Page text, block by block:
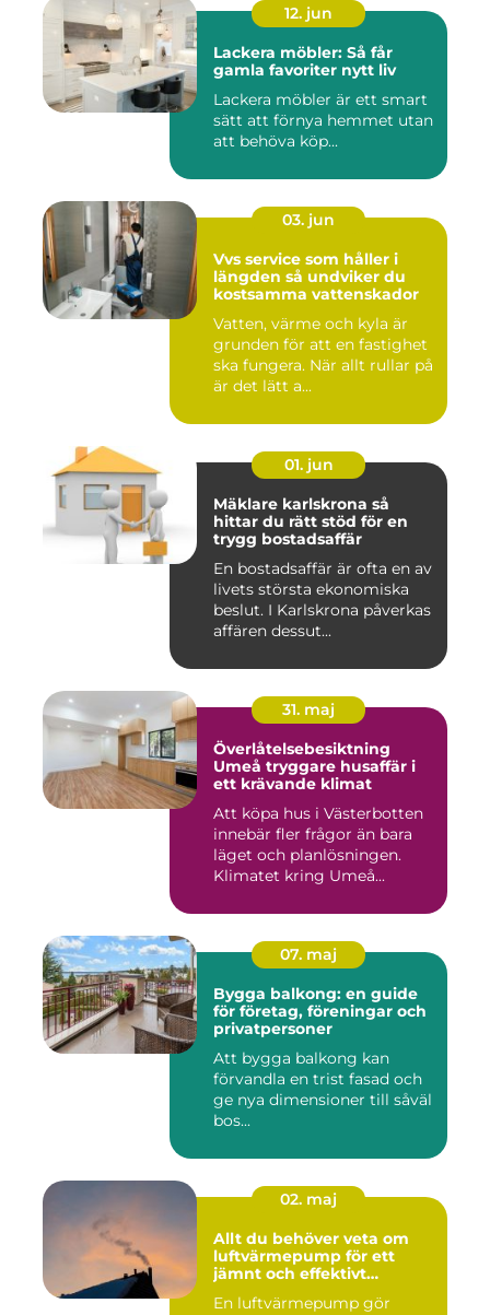
12. jun
Lackera möbler: Så får
gamla favoriter nytt liv
Lackera möbler är ett smart
sätt att förnya hemmet utan
att behöva köp...
03. jun
Vvs service som håller i
längden så undviker du
kostsamma vattenskador
Vatten, värme och kyla är
grunden för att en fastighet
ska fungera. När allt rullar på
är det lätt a...
01. jun
Mäklare karlskrona så
hittar du rätt stöd för en
trygg bostadsaffär
En bostadsaffär är ofta en av
livets största ekonomiska
beslut. I Karlskrona påverkas
affären dessut...
31. maj
Överlåtelsebesiktning
Umeå tryggare husaffär i
ett krävande klimat
Att köpa hus i Västerbotten
innebär fler frågor än bara
läget och planlösningen.
Klimatet kring Umeå...
07. maj
Bygga balkong: en guide
för företag, föreningar och
privatpersoner
Att bygga balkong kan
förvandla en trist fasad och
ge nya dimensioner till såväl
bos...
02. maj
Allt du behöver veta om
luftvärmepump för ett
jämnt och effektivt
En luftvärmepump gör